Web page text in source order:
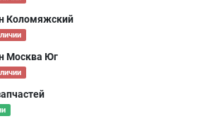
Коломяжский
Москва Юг